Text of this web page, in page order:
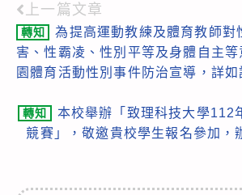
Read
more
articles
上一篇文章
轉知
為提高運動教練及體育教師對
害、性霸凌、性別平等及身體自主
園體育活動性別事件防治宣導，詳如
轉知
本校舉辦「致理科技大學112
競賽」，敬邀貴校學生報名參加，